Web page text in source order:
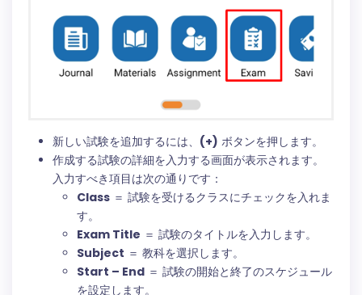
新しい試験を追加するには、 (+) ボタンを押します。
作成する試験の詳細を入力する画面が表示されます。
入力すべき項目は次の通りです：
Class ＝ 試験を受けるクラスにチェックを入れま
す。
Exam Title ＝ 試験のタイトルを入力します。
Subject ＝ 教科を選択します。
Start – End ＝ 試験の開始と終了のスケジュール
を設定します。